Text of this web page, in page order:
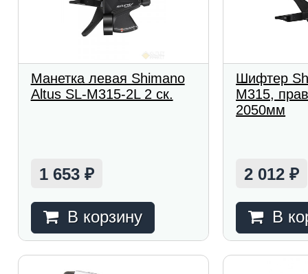
Манетка левая Shimano
Altus SL-M315-2L 2 ск.
1 653 ₽
В корзину
Шифтер
M315,
2050мм
2 012₽
В